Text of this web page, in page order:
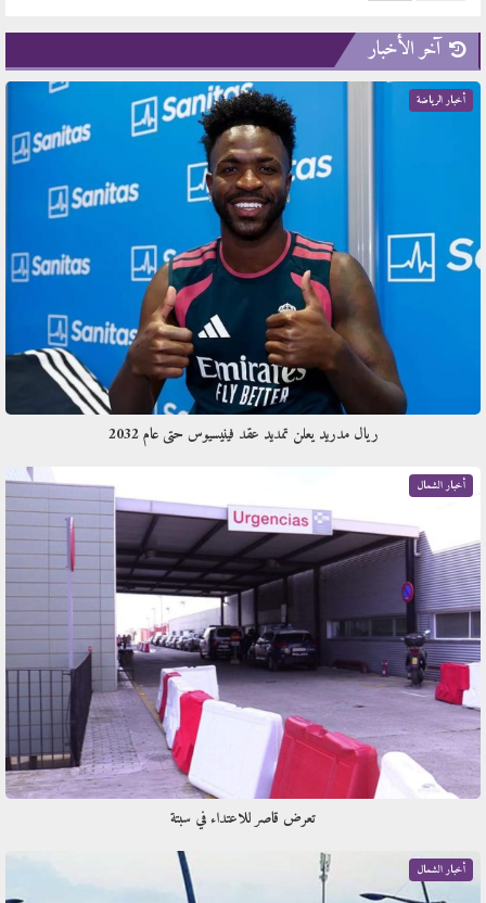
آخر الأخبار
أخبار الرياضة
ريال مدريد يعلن تمديد عقد فينيسيوس حتى عام 2032
أخبار الشمال
تعرض قاصر للاعتداء في سبتة
أخبار الشمال